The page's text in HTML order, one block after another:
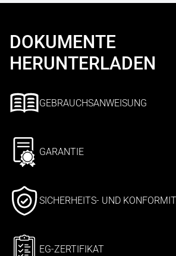
DOKUMENTE
HERUNTERLADEN
GEBRAUCHSANWEISUNG
GARANTIE
SICHERHEITS- UND
EG-ZERTIFIKAT